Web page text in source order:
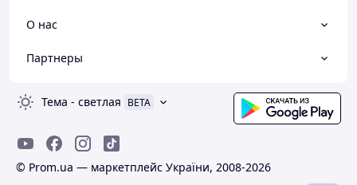
О нас
Партнеры
Тема - светлая BETA
© Prom.ua — маркетплейс України, 2008-2026